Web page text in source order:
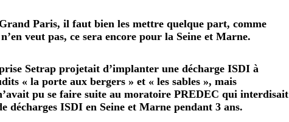
Paris, il faut bien les mettre quelque part, comme
veut pas, ce sera encore pour la Seine et Marne.
Setrap projetait d’implanter une décharge ISDI à
« la porte aux bergers » et « les sables », mais
pu se faire suite au moratoire PREDEC qui interdisait
décharges ISDI en Seine et Marne pendant 3 ans.